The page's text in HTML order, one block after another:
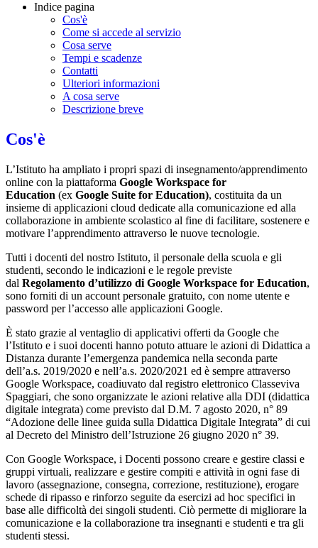
Indice pagina
Cos'è
Come si accede al servizio
Cosa serve
Tempi e scadenze
Contatti
Ulteriori informazioni
A cosa serve
Descrizione breve
Cos'è
L’Istituto ha ampliato i propri spazi di insegnamento/apprendimento
online con la piattaforma Google Workspace for
Education (ex Google Suite for Education), costituita da un
insieme di applicazioni cloud dedicate alla comunicazione ed alla
collaborazione in ambiente scolastico al fine di facilitare, sostenere e
motivare l’apprendimento attraverso le nuove tecnologie.
Tutti i docenti del nostro Istituto, il personale della scuola e gli
studenti, secondo le indicazioni e le regole previste
dal Regolamento d’utilizzo di Google Workspace for Education,
sono forniti di un account personale gratuito, con nome utente e
password per l’accesso alle applicazioni Google.
È stato grazie al ventaglio di applicativi offerti da Google che
l’Istituto e i suoi docenti hanno potuto attuare le azioni di Didattica a
Distanza durante l’emergenza pandemica nella seconda parte
dell’a.s. 2019/2020 e nell’a.s. 2020/2021 ed è sempre attraverso
Google Workspace, coadiuvato dal registro elettronico Classeviva
Spaggiari, che sono organizzate le azioni relative alla DDI (didattica
digitale integrata) come previsto dal D.M. 7 agosto 2020, n° 89
“Adozione delle linee guida sulla Didattica Digitale Integrata” di cui
al Decreto del Ministro dell’Istruzione 26 giugno 2020 n° 39.
Con Google Workspace, i Docenti possono creare e gestire classi e
gruppi virtuali, realizzare e gestire compiti e attività in ogni fase di
lavoro (assegnazione, consegna, correzione, restituzione), erogare
schede di ripasso e rinforzo seguite da esercizi ad hoc specifici in
base alle difficoltà dei singoli studenti. Ciò permette di migliorare la
comunicazione e la collaborazione tra insegnanti e studenti e tra gli
studenti stessi.